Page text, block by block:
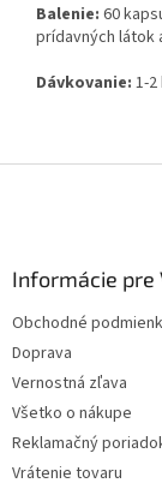
Balenie: 60
prídavných látok
Dávkovanie: 1-
Informácie pre
Obchodné
Doprava
Vernostná zľava
Všetko o nákupe
Reklamačný
Vrátenie tovaru